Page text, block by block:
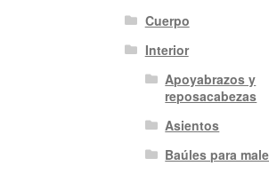
Cuerpo
Interior
Apoyabrazos y
reposacabezas
Asientos
Baúles para